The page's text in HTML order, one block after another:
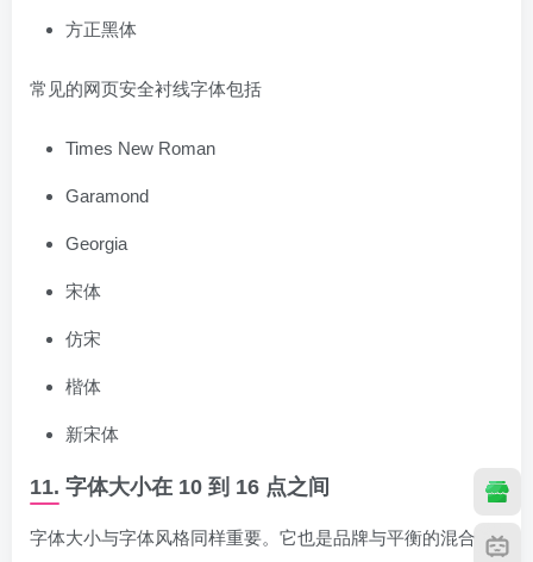
方正黑体
常见的网页安全衬线字体包括
Times New Roman
Garamond
Georgia
宋体
仿宋
楷体
新宋体
11. 字体大小在 10 到 16 点之间
字体大小与字体风格同样重要。它也是品牌与平衡的混合